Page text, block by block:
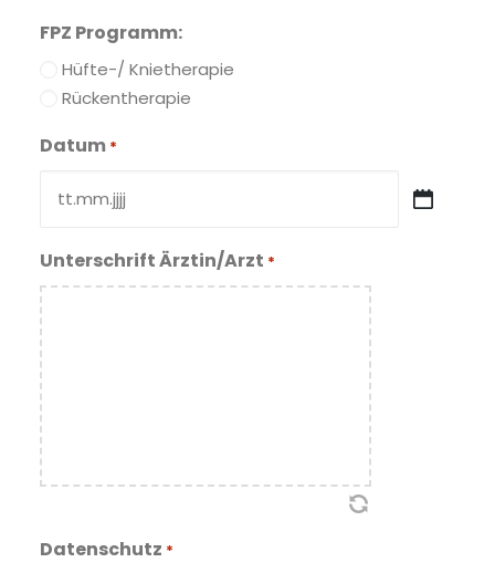
FPZ Programm:
Hüfte-/ Knietherapie
Rückentherapie
Datum *
MM
Punkt
JJJJ
Unterschrift Ärztin/Arzt *
Datenschutz *